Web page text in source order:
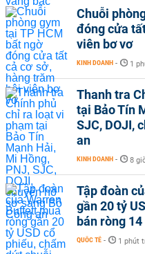
Chuỗi
đóng cửa
viên bơ vơ
KINH DOANH - 1
Thanh tra
tại Bảo Tín
SJC, DOJI,
an
KINH DOANH - 8
Tập đoàn
gần 20 tỷ
bán ròng 14
QUỐC TẾ - 1 phút